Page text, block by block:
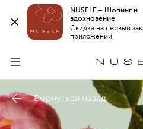
NUSELF – Шопинг и
вдохновение
Скидка на первый
приложении!
Вернуться назад